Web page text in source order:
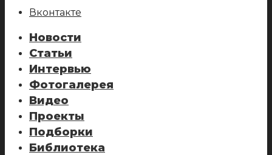
Вконтакте
Новости
Статьи
Интервью
Фотогалерея
Видео
Проекты
Подборки
Библиотека